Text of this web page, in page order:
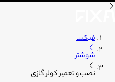
فیکسا
شوشتر
نصب و تعمیر کولر گازی